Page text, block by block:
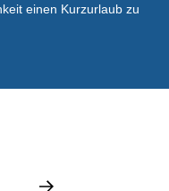
einen Kurzurlaub zu